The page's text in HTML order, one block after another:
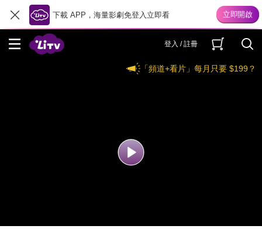
下載 APP，海量影劇免登入立即看
登入 / 註冊
「頻道+看片」每月只要 $199？